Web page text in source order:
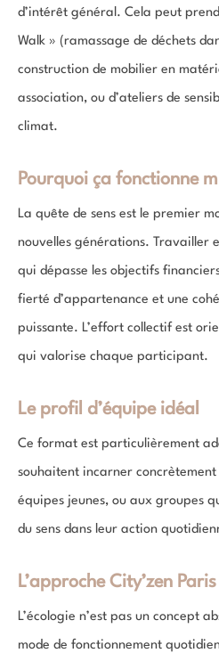
d’intérêt général. Cela peut
Walk » (ramassage de déchets
construction de mobilier en
association, ou d’ateliers de
climat.
Pourquoi ça fonctionne
La quête de sens est le premier
nouvelles générations. Travailler
qui dépasse les objectifs
fierté d’appartenance et une
puissante. L’effort collectif est
qui valorise chaque participant.
Le profil d’équipe idéal
Ce format est particulièrement
souhaitent incarner concrètement
équipes jeunes, ou aux groupes
du sens dans leur action
L’approche City’zen Paris
L’écologie n’est pas un concept
mode de fonctionnement